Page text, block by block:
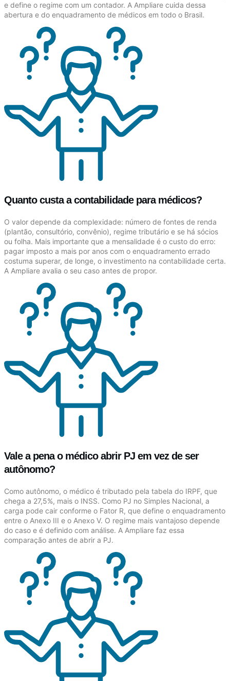
e define o regime com um contador. A Ampliare cuida dessa
abertura e do enquadramento de médicos em todo o Brasil.
Quanto custa a contabilidade para médicos?
O valor depende da complexidade: número de fontes de renda
(plantão, consultório, convênio), regime tributário e se há sócios
ou folha. Mais importante que a mensalidade é o custo do erro:
pagar imposto a mais por anos com o enquadramento errado
costuma superar, de longe, o investimento na contabilidade certa.
A Ampliare avalia o seu caso antes de propor.
Vale a pena o médico abrir PJ em vez de ser
autônomo?
Como autônomo, o médico é tributado pela tabela do IRPF, que
chega a 27,5%, mais o INSS. Como PJ no Simples Nacional, a
carga pode cair conforme o Fator R, que define o enquadramento
entre o Anexo III e o Anexo V. O regime mais vantajoso depende
do caso e é definido com análise. A Ampliare faz essa
comparação antes de abrir a PJ.